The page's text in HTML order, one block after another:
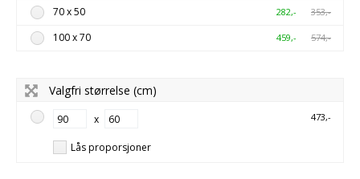
70 x 50 282,- 353,-
100 x 70 459,- 574,-
Valgfri størrelse (cm)
x 473,-
Lås proporsjoner